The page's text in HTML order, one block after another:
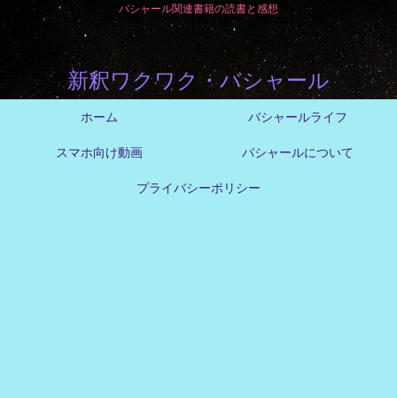
バシャール関連書籍の読書と感想
新釈ワクワク・バシャール
ホーム バシャールライフ
スマホ向け動画 バシャールについて
プライバシーポリシー